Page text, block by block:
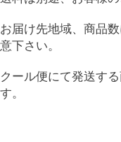
お届け先地域、商品
意下さい。
クール便にて発送す
す。